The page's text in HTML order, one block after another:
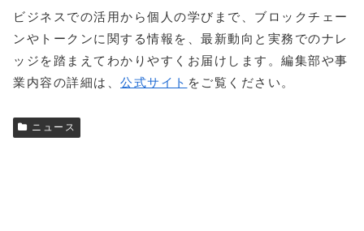
ビジネスでの活用から個人の学びまで、ブロックチェー
ンやトークンに関する情報を、最新動向と実務でのナレ
ッジを踏まえてわかりやすくお届けします。編集部や事
業内容の詳細は、 公式サイト をご覧ください。
ニュース